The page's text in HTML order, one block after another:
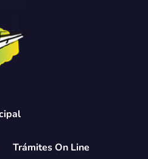
Trámites On Line